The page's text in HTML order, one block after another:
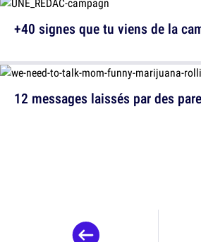
12 messages laissés par des
+40 signes que tu viens de la